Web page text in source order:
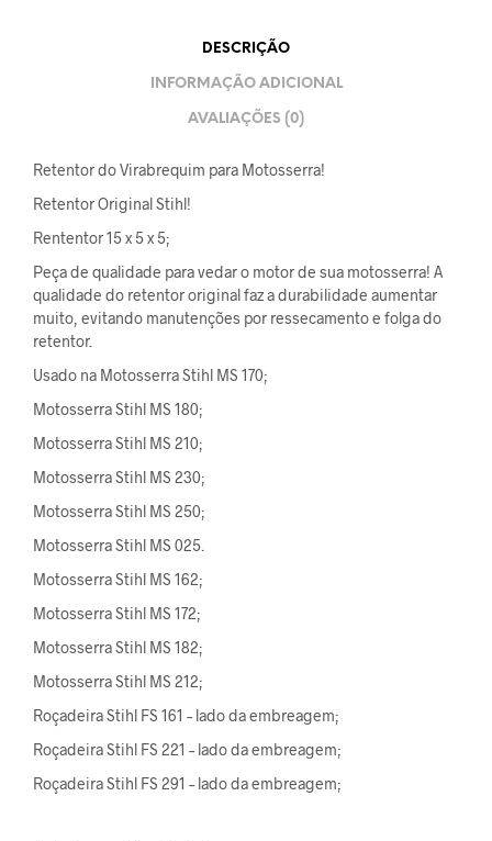
DESCRIÇÃO
INFORMAÇÃO ADICIONAL
AVALIAÇÕES (0)
Retentor do Virabrequim para Motosserra!
Retentor Original Stihl!
Rententor 15 x 5 x 5;
Peça de qualidade para vedar o motor de sua motosserra! A
qualidade do retentor original faz a durabilidade aumentar
muito, evitando manutenções por ressecamento e folga do
retentor.
Usado na Motosserra Stihl MS 170;
Motosserra Stihl MS 180;
Motosserra Stihl MS 210;
Motosserra Stihl MS 230;
Motosserra Stihl MS 250;
Motosserra Stihl MS 025.
Motosserra Stihl MS 162;
Motosserra Stihl MS 172;
Motosserra Stihl MS 182;
Motosserra Stihl MS 212;
Roçadeira Stihl FS 161 – lado da embreagem;
Roçadeira Stihl FS 221 – lado da embreagem;
Roçadeira Stihl FS 291 – lado da embreagem;